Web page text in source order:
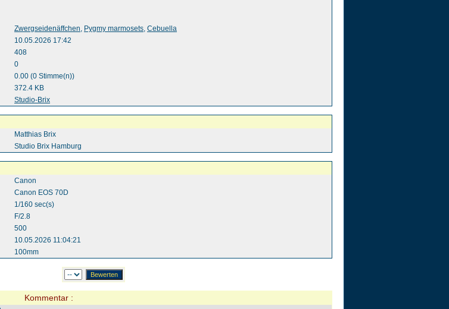
Zwergseidenäffchen, Pygmy marmosets, Cebuella
10.05.2026 17:42
408
0
0.00 (0 Stimme(n))
372.4 KB
Studio-Brix
Matthias Brix
Studio Brix Hamburg
Canon
Canon EOS 70D
1/160 sec(s)
F/2.8
500
10.05.2026 11:04:21
100mm
Kommentar :